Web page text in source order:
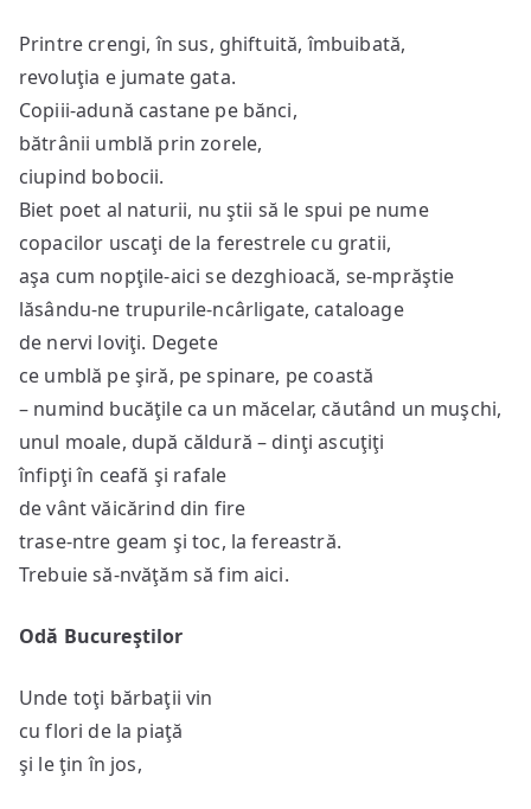
Printre crengi, în sus, ghiftuită, îmbuibată,
revoluţia e jumate gata.
Copiii-adună castane pe bănci,
bătrânii umblă prin zorele,
ciupind bobocii.
Biet poet al naturii, nu ştii să le spui pe nume
copacilor uscaţi de la ferestrele cu gratii,
aşa cum nopţile-aici se dezghioacă, se-mprăştie
lăsându-ne trupurile-ncârligate, cataloage
de nervi loviţi. Degete
ce umblă pe şiră, pe spinare, pe coastă
– numind bucăţile ca un măcelar, căutând un muşchi,
unul moale, după căldură – dinţi ascuţiţi
înfipţi în ceafă şi rafale
de vânt văicărind din fire
trase-ntre geam şi toc, la fereastră.
Trebuie să-nvăţăm să fim aici.
Odă Bucureştilor
Unde toţi bărbaţii vin
cu flori de la piaţă
şi le ţin în jos,